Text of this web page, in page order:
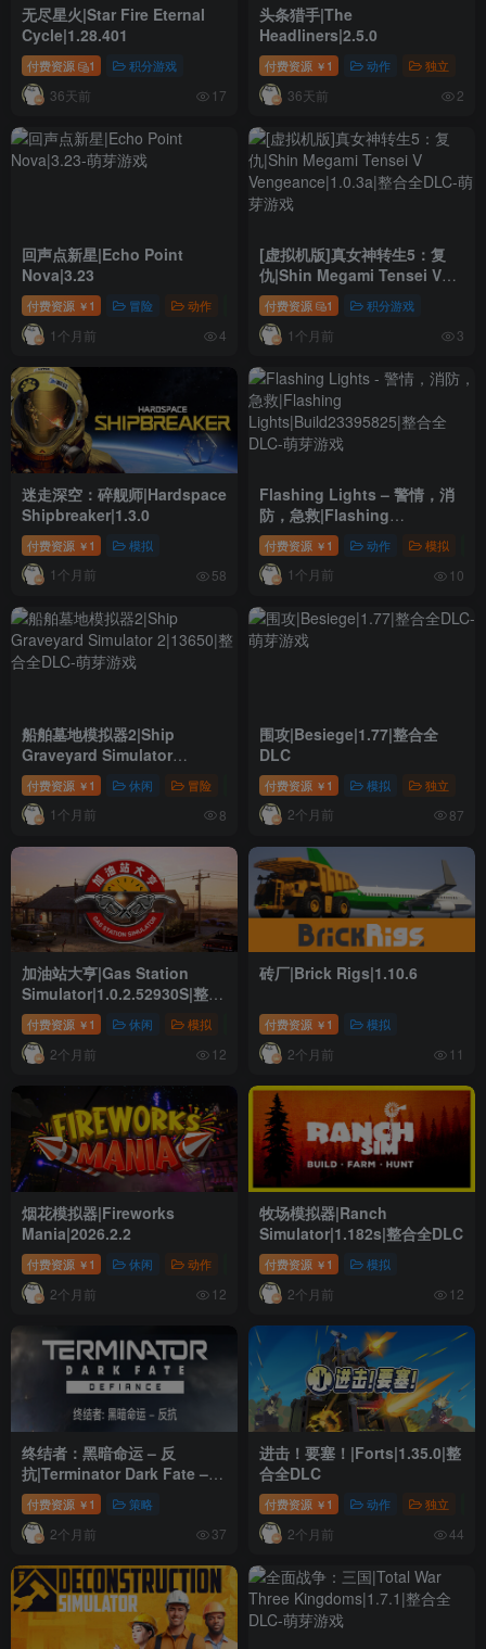
无尽星火|Star Fire Eternal
Cycle|1.28.401
付费资源 1 积分游戏
36天前 17
头条猎手|The
Headliners|2.5.0
付费资源 ￥ 1 动作 独立
36天前 2
回声点新星|Echo Point
Nova|3.23
付费资源 ￥ 1 冒险 动作 独立
1个月前 4
[虚拟机版]真女神转生5：复
仇|Shin Megami Tensei V
Vengeance|1.0.3a|整合全
DLC
付费资源 1 积分游戏
1个月前 3
迷走深空：碎舰师|Hardspace
Shipbreaker|1.3.0
付费资源 ￥ 1 模拟
1个月前 58
Flashing Lights – 警情，消
防，急救|Flashing
Lights|Build23395825|整合
全DLC
付费资源 ￥ 1 动作 模拟
1个月前 10
船舶墓地模拟器2|Ship
Graveyard Simulator
2|13650|整合全DLC
付费资源 ￥ 1 休闲 冒险 动作
1个月前 8
围攻|Besiege|1.77|整合全
DLC
付费资源 ￥ 1 模拟 独立
2个月前 87
加油站大亨|Gas Station
Simulator|1.0.2.52930S|整合
全DLC
付费资源 ￥ 1 休闲 模拟 独立
2个月前 12
砖厂|Brick Rigs|1.10.6
付费资源 ￥ 1 模拟
2个月前 11
烟花模拟器|Fireworks
Mania|2026.2.2
付费资源 ￥ 1 休闲 动作 模拟
2个月前 12
牧场模拟器|Ranch
Simulator|1.182s|整合全DLC
付费资源 ￥ 1 模拟
2个月前 12
终结者：黑暗命运 – 反
抗|Terminator Dark Fate –
Defiance|1.08.1173|整合全
DLC
付费资源 ￥ 1 策略
2个月前 37
进击！要塞！|Forts|1.35.0|整
合全DLC
付费资源 ￥ 1 动作 独立
2个月前 44